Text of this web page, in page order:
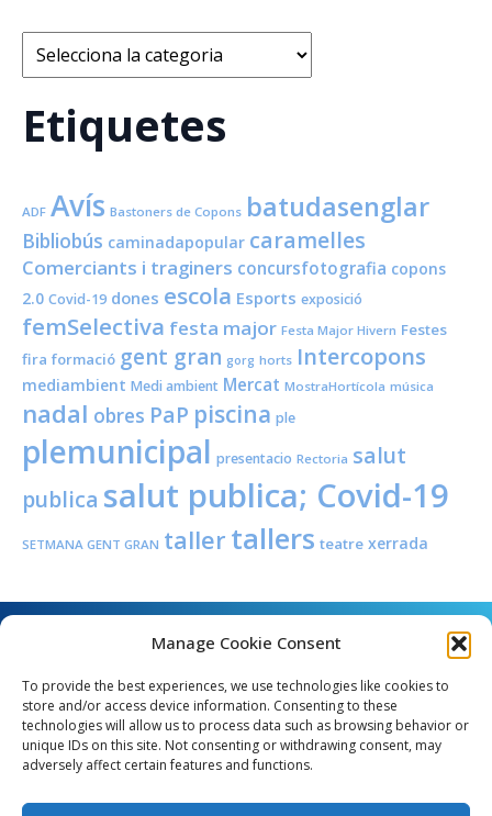
Manage Cookie Consent
To provide the best experiences, we use technologies like cookies to
store and/or access device information. Consenting to these
technologies will allow us to process data such as browsing behavior or
unique IDs on this site. Not consenting or withdrawing consent, may
adversely affect certain features and functions.
Categories
Etiquetes
ADF Avís Bastoners de Copons batudasenglar
Bibliobús caminadapopular caramelles
Comerciants i traginers concursfotografia copons
2.0 Covid-19 dones escola Esports exposició
femSelectiva festa major Festa Major Hivern Festes
fira formació gent gran gorg horts Intercopons
mediambient Medi ambient Mercat MostraHortícola música
nadal obres PaP piscina ple
plemunicipal presentacio Rectoria salut
publica salut publica; Covid-19
SETMANA GENT GRAN taller tallers teatre xerrada
Angel Guimerà, 8 - 08289 Copons